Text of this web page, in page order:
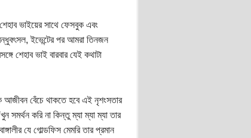
ভাইয়ের সাথে ফেসবুক এবং
ইভেন্টের পর আমরা তিনজন
শেহাব ভাই বারবার যেই কথাটা
আজীবন বেঁচে থাকতে হবে এই নৃশংসতার
সমর্থন করি না কিন্তু ম্যা ম্যা ম্যা তার
যে গোল্ডফিস মেমরি তার প্রমান